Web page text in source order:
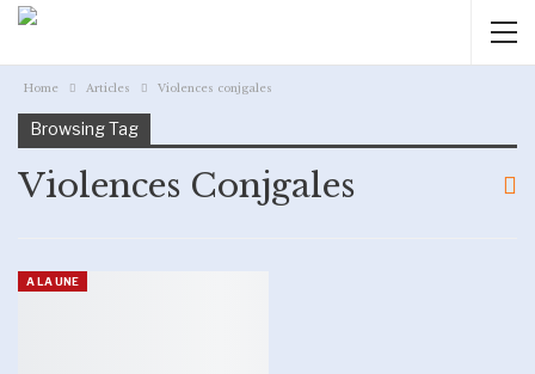
Home Articles Violences conjgales
Browsing Tag
Violences Conjgales
A LA UNE